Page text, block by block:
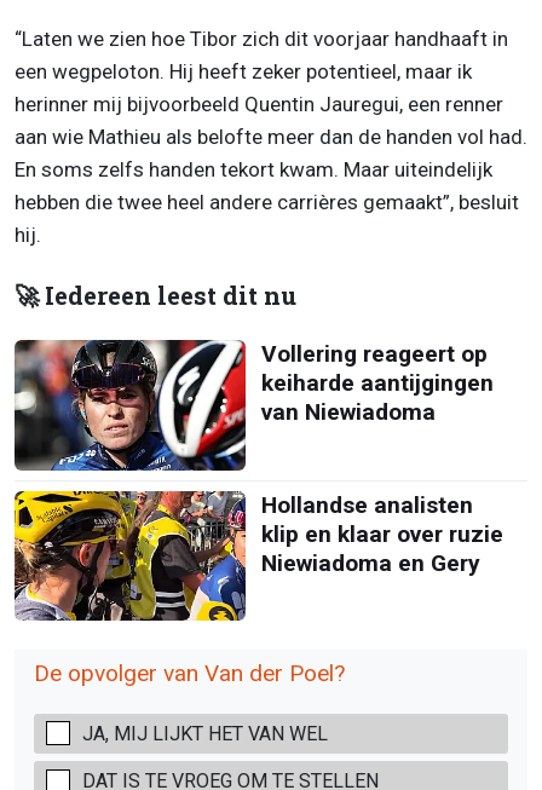
“Laten we zien hoe Tibor zich dit voorjaar handhaaft in
een wegpeloton. Hij heeft zeker potentieel, maar ik
herinner mij bijvoorbeeld Quentin Jauregui, een renner
aan wie Mathieu als belofte meer dan de handen vol had.
En soms zelfs handen tekort kwam. Maar uiteindelijk
hebben die twee heel andere carrières gemaakt”, besluit
hij.
🚀 Iedereen leest dit nu
Vollering reageert op
keiharde aantijgingen
van Niewiadoma
Hollandse analisten
klip en klaar over ruzie
Niewiadoma en Gery
De opvolger van Van der Poel?
JA, MIJ LIJKT HET VAN WEL
DAT IS TE VROEG OM TE STELLEN